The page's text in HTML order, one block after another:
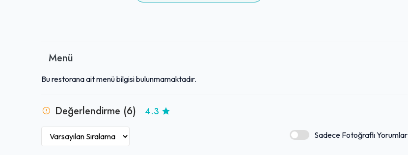
Menü
Bu restorana ait menü bilgisi bulunmamaktadır.
Değerlendirme (6) 4.3
Sadece Fotoğraflı Yorumlar